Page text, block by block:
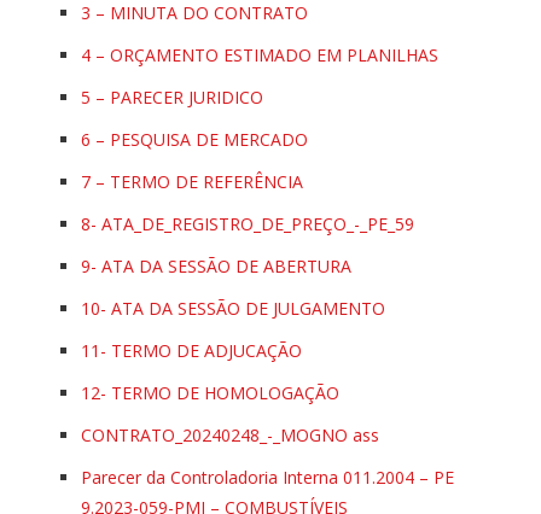
3 – MINUTA DO CONTRATO
4 – ORÇAMENTO ESTIMADO EM PLANILHAS
5 – PARECER JURIDICO
6 – PESQUISA DE MERCADO
7 – TERMO DE REFERÊNCIA
8- ATA_DE_REGISTRO_DE_PREÇO_-_PE_59
9- ATA DA SESSÃO DE ABERTURA
10- ATA DA SESSÃO DE JULGAMENTO
11- TERMO DE ADJUCAÇÃO
12- TERMO DE HOMOLOGAÇÃO
CONTRATO_20240248_-_MOGNO ass
Parecer da Controladoria Interna 011.2004 – PE
9.2023-059-PMJ – COMBUSTÍVEIS